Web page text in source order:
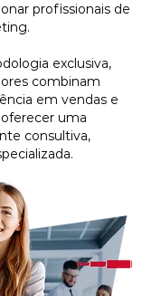
profissionais de
exclusiva,
combinam
em vendas e
uma
consultiva,